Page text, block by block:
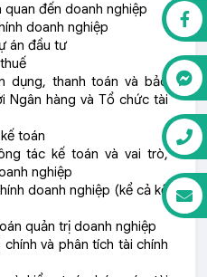
quan đến doanh nghiệp
doanh nghiệp
án đầu tư
dụng, thanh toán và bảo
Ngân hàng và Tổ chức tài
toán
tác kế toán và vai trò,
nghiệp
doanh nghiệp (kể cả kế
quản trị doanh nghiệp
và phân tích tài chính